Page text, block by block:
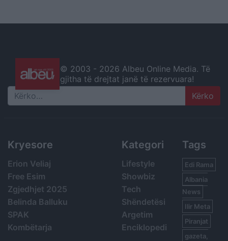
© 2003 - 2026 Albeu Online Media. Të
gjitha të drejtat janë të rezervuara!
Search
Kryesore
Erion Veliaj
Free Esim
Zgjedhjet 2025
Belinda Balluku
SPAK
Kombëtarja
Kategori
Lifestyle
Showbiz
Tech
Shëndetësi
Argetim
Enciklopedi
Tags
Edi Rama
Albania
News
Ilir Meta
Piranjat
gazeta,